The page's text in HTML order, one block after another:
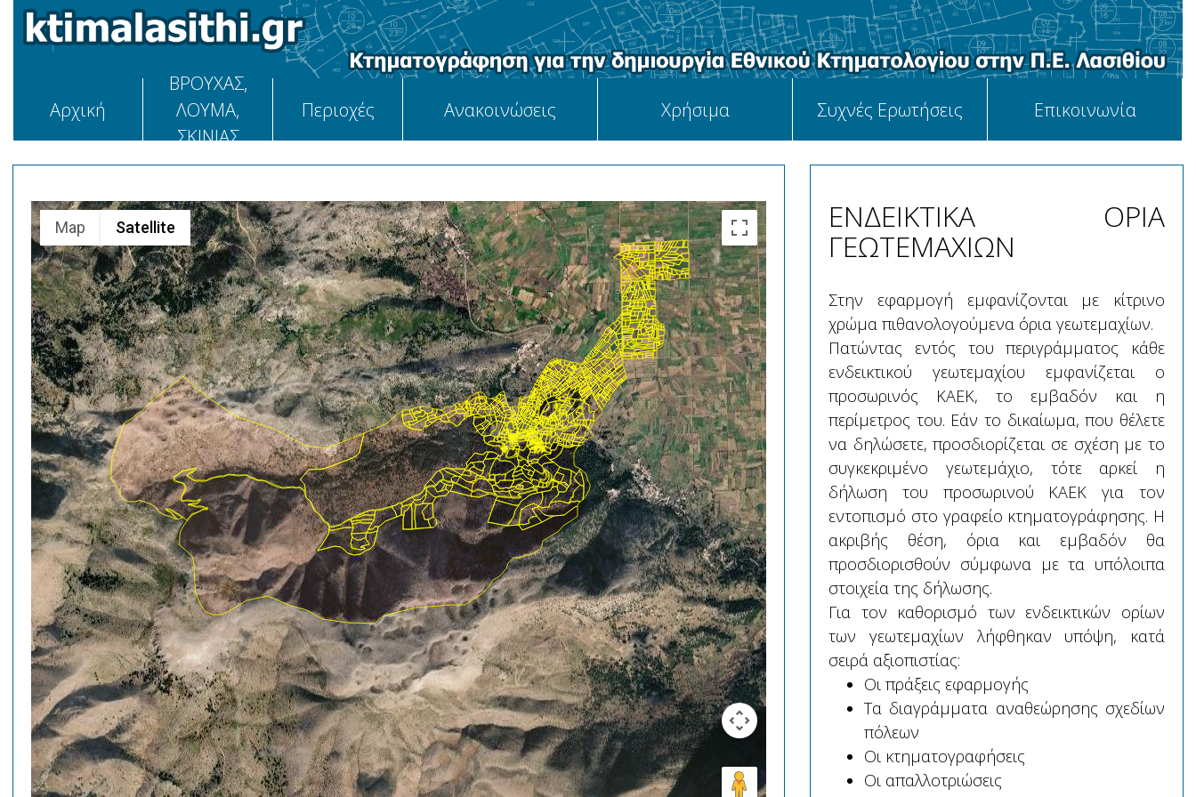
Αρχική
ΒΡΟΥΧΑΣ,
ΛΟΥΜΑ,
ΣΚΙΝΙΑΣ
Περιοχές Aνακοινώσεις Χρήσιμα Συχνές Ερωτήσεις Επικοινωνία
Map Satellite ΕΝΔΕΙΚΤΙΚΑ ΟΡΙΑ
ΓΕΩΤΕΜΑΧΙΩΝ
Στην εφαρμογή εμφανίζονται με κίτρινο
χρώμα πιθανολογούμενα όρια γεωτεμαχίων.
Πατώντας εντός του περιγράμματος κάθε
ενδεικτικού γεωτεμαχίου εμφανίζεται ο
προσωρινός ΚΑΕΚ, το εμβαδόν και η
περίμετρος του. Εάν το δικαίωμα, που θέλετε
να δηλώσετε, προσδιορίζεται σε σχέση με το
συγκεκριμένο γεωτεμάχιο, τότε αρκεί η
δήλωση του προσωρινού ΚΑΕΚ για τον
εντοπισμό στο γραφείο κτηματογράφησης. Η
ακριβής θέση, όρια και εμβαδόν θα
προσδιορισθούν σύμφωνα με τα υπόλοιπα
στοιχεία της δήλωσης.
Για τον καθορισμό των ενδεικτικών ορίων
των γεωτεμαχίων λήφθηκαν υπόψη, κατά
σειρά αξιοπιστίας:
Οι πράξεις εφαρμογής
Τα διαγράμματα αναθεώρησης σχεδίων
πόλεων
Οι κτηματογραφήσεις
Οι απαλλοτριώσεις